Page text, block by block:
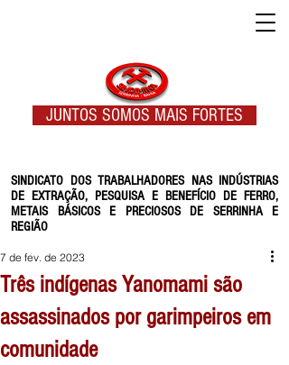
SINDICATO DOS TRABALHADORES NAS INDÚSTRIAS
DE EXTRAÇÃO, PESQUISA E BENEFÍCIO DE FERRO,
METAIS BÁSICOS E PRECIOSOS DE SERRINHA E
REGIÃO
JUNTOS SOMOS MAIS FORTES
Três indígenas Yanomami são
assassinados por garimpeiros em
comunidade
7 de fev. de 2023